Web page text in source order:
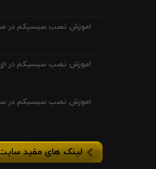
اموزش نصب سیسیکم در
اموزش نصب سیسیکم در ای
اموزش نصب سیسیکم در
لینک های مفید